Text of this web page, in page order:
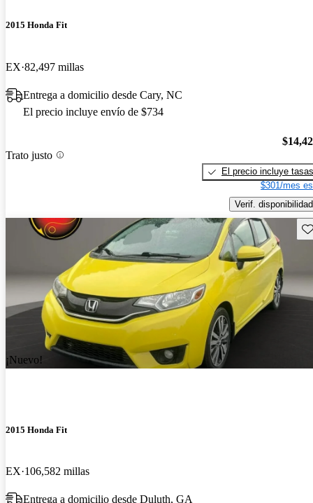
2015 Honda Fit
EX 82,497 millas
Entrega a domicilio desde Cary, NC
El precio incluye envío de $734
Trato justo
El precio incluye tasas
$301/mes
Verif. disponibilidad
¡Nuevo!
2015 Honda Fit
EX 106,582 millas
Entrega a domicilio desde Duluth, GA